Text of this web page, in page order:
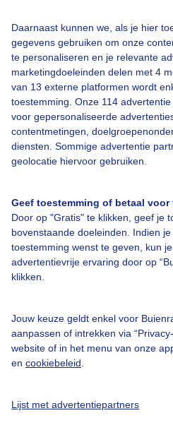
Daarnaast kunnen we, als je hier
gegevens gebruiken om onze
te personaliseren en je relevante
marketingdoeleinden delen met 4
van 13 externe platformen wordt
toestemming. Onze 114
voor gepersonaliseerde
contentmetingen,
diensten. Sommige advertentie
geolocatie hiervoor gebruiken.
Geef toestemming of betaal voor
Door op "Gratis" te klikken, geef je
bovenstaande doeleinden. Indien
toestemming wenst te geven, kun
advertentievrije ervaring door op
klikken.
Jouw keuze geldt enkel voor
aanpassen of intrekken via
website of in het menu van onze
en cookiebeleid
Lijst met advertentiepartners
Een moment
Over Buienradar
Bedrijfsgegevens
Veelgestelde vragen
Gebruikersvoorwaarden
Privacy beleid